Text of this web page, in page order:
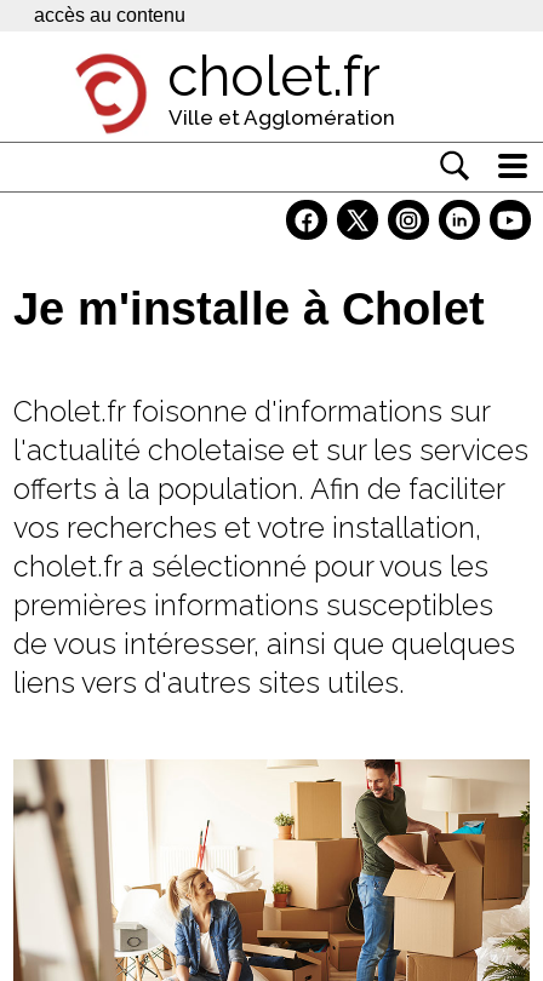
Panneau de gestion des cookies
accès au contenu
cholet.fr
Ville et Agglomération
Economie
Contacts
Je m'installe à Cholet
Cholet.fr foisonne d'informations sur
l'actualité choletaise et sur les services
offerts à la population. Afin de faciliter
vos recherches et votre installation,
cholet.fr a sélectionné pour vous les
premières informations susceptibles
de vous intéresser, ainsi que quelques
liens vers d'autres sites utiles.